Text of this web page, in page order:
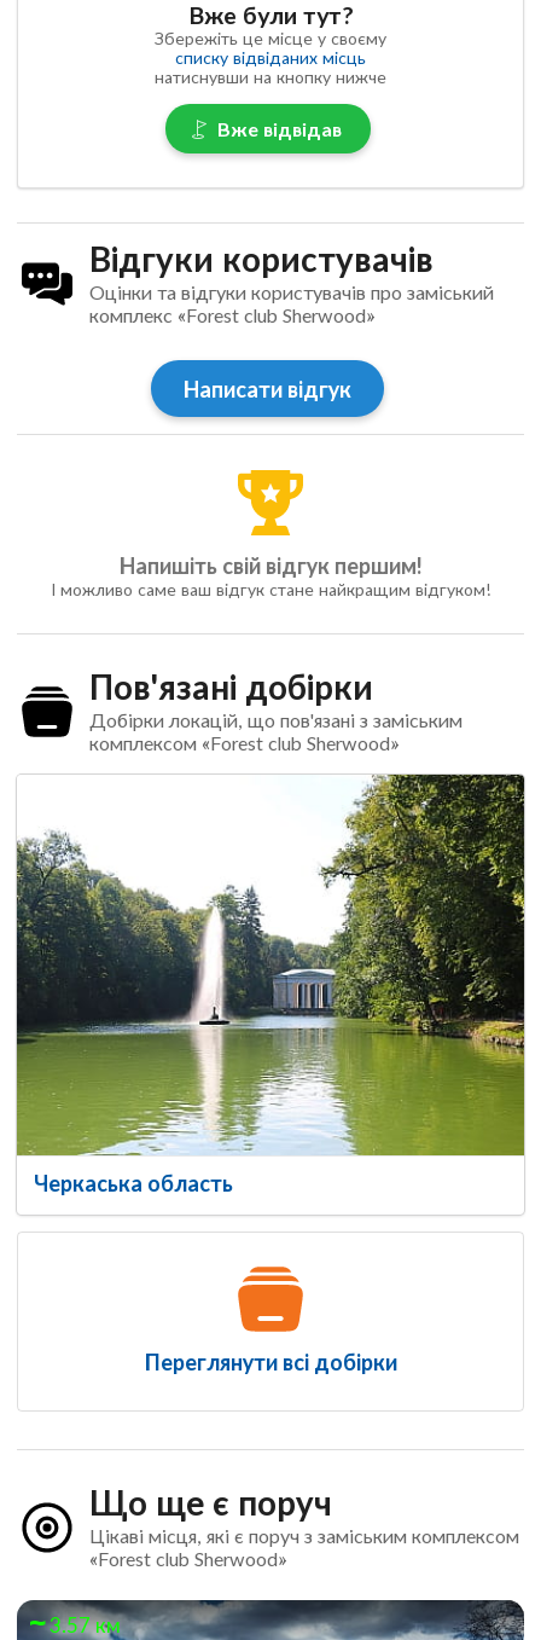
Вже були тут?
Збережіть це місце у своєму
списку відвіданих місць
натиснувши на кнопку нижче
Вже відвідав
Відгуки користувачів
Оцінки та відгуки користувачів про заміський
комплекс «Forest club Sherwood»
Написати відгук
Напишіть свій відгук першим!
І можливо саме ваш відгук стане найкращим відгуком!
Пов'язані добірки
Добірки локацій, що пов'язані з заміським
комплексом «Forest club Sherwood»
Черкаська область
Переглянути всі добірки
Що ще є поруч
Цікаві місця, які є поруч з заміським комплексом
«Forest club Sherwood»
3.57 км